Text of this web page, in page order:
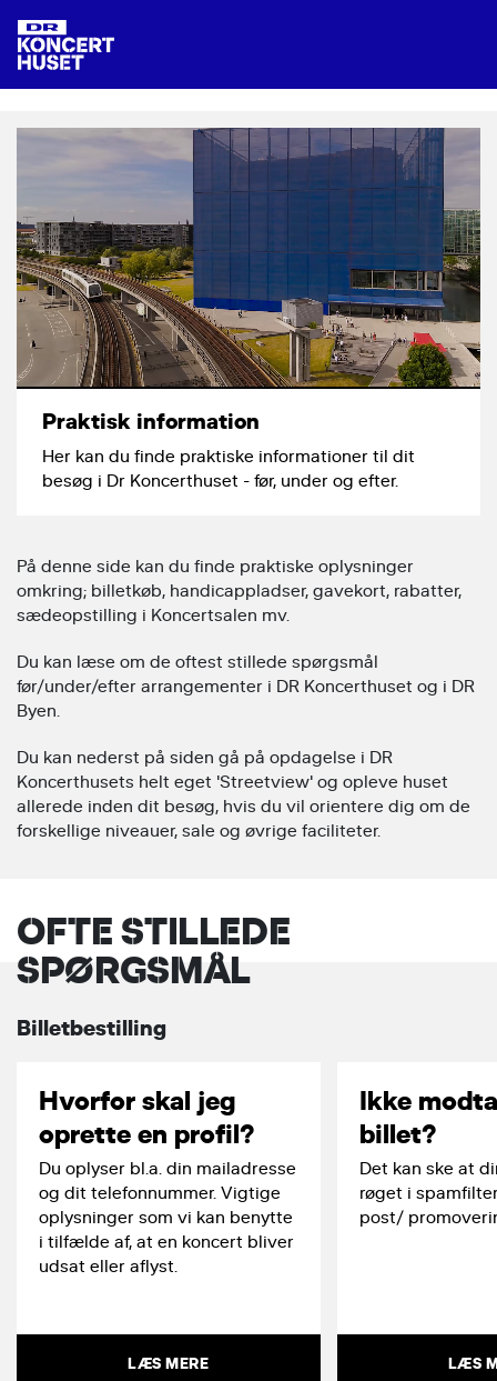
Praktisk information
Her kan du finde praktiske informationer til dit
besøg i Dr Koncerthuset - før, under og efter.
På denne side kan du finde praktiske oplysninger
omkring; billetkøb, handicappladser, gavekort, rabatter,
sædeopstilling i Koncertsalen mv.
Du kan læse om de oftest stillede spørgsmål
før/under/efter arrangementer i DR Koncerthuset og i DR
Byen.
Du kan nederst på siden gå på opdagelse i DR
Koncerthusets helt eget 'Streetview' og opleve huset
allerede inden dit besøg, hvis du vil orientere dig om de
forskellige niveauer, sale og øvrige faciliteter.
OFTE STILLEDE
SPØRGSMÅL
Billetbestilling
Hvorfor skal jeg
oprette en profil?
Du oplyser bl.a. din mailadresse
og dit telefonnummer. Vigtige
oplysninger som vi kan benytte
i tilfælde af, at en koncert bliver
udsat eller aflyst.
LÆS MERE
Ikke
billet?
Det kan ske at
røget i
post/
LÆS